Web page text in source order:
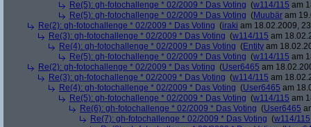
Re(5): gh-fotochallenge * 02/2009 * Das Voting (w114/115 am
Re(5): gh-fotochallenge * 02/2009 * Das Voting (Muubär am
Re(2): gh-fotochallenge * 02/2009 * Das Voting (iraki am 18.02.2009,
Re(3): gh-fotochallenge * 02/2009 * Das Voting (w114/115 am
Re(4): gh-fotochallenge * 02/2009 * Das Voting (Entity am
Re(5): gh-fotochallenge * 02/2009 * Das Voting (w114/115 am
Re(2): gh-fotochallenge * 02/2009 * Das Voting (User6465 am
Re(3): gh-fotochallenge * 02/2009 * Das Voting (w114/115 am
Re(4): gh-fotochallenge * 02/2009 * Das Voting (User6465 am
Re(5): gh-fotochallenge * 02/2009 * Das Voting (w114/115 am
Re(6): gh-fotochallenge * 02/2009 * Das Voting (User6465
Re(7): gh-fotochallenge * 02/2009 * Das Voting (w114/115